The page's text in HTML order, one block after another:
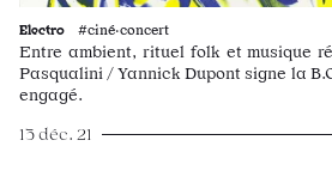
Electro #ciné·concert
Entre ambient, rituel folk et musique
Pasqualini / Yannick Dupont signe la
engagé.
13 déc. 21